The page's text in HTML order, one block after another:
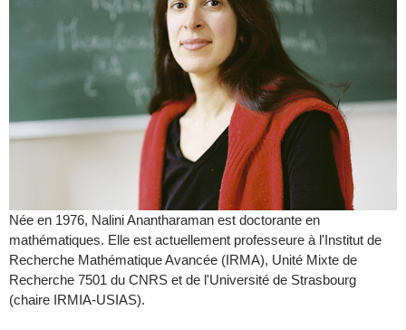
Née en 1976, Nalini Anantharaman est doctorante en
mathématiques. Elle est actuellement professeure à l'Institut de
Recherche Mathématique Avancée (IRMA), Unité Mixte de
Recherche 7501 du CNRS et de l'Université de Strasbourg
(chaire IRMIA-USIAS).